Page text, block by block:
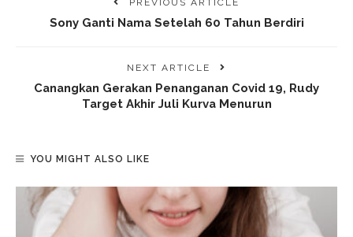
Sony Ganti Nama Setelah 60 Tahun Berdiri
NEXT ARTICLE
Canangkan Gerakan Penanganan Covid 19, Rudy
Target Akhir Juli Kurva Menurun
YOU MIGHT ALSO LIKE